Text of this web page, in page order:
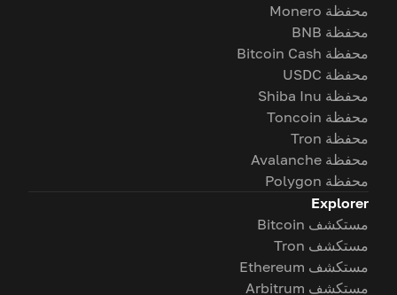
محفظة Monero
محفظة BNB
محفظة Bitcoin Cash
محفظة USDC
محفظة Shiba Inu
محفظة Toncoin
محفظة Tron
محفظة Avalanche
محفظة Polygon
Explorer
مستكشف Bitcoin
مستكشف Tron
مستكشف Ethereum
مستكشف Arbitrum